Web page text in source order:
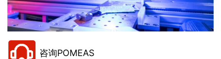
咨询POMEAS